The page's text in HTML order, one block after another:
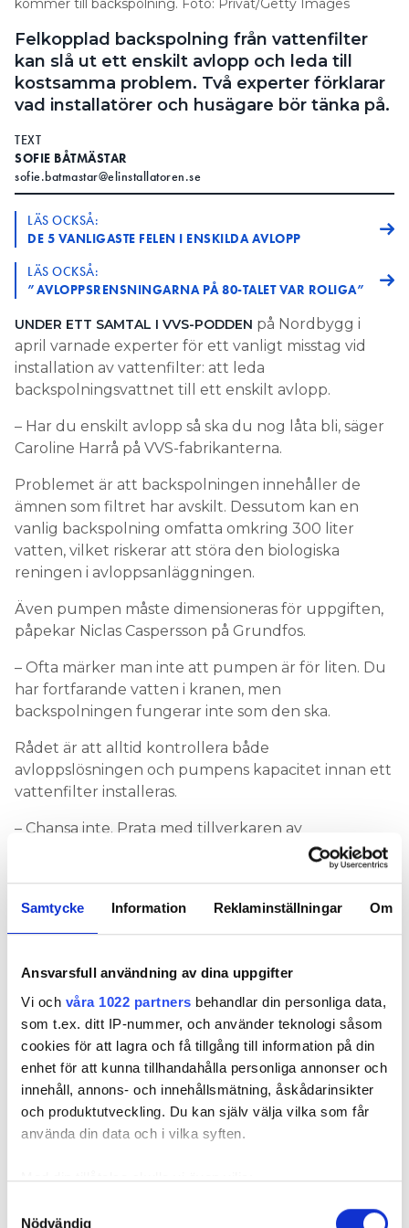
Samtycke Information Reklaminställningar Om
Ansvarsfull användning av dina uppgifter
Vi och våra 1022 partners behandlar din personliga data,
som t.ex. ditt IP-nummer, och använder teknologi såsom
cookies för att lagra och få tillgång till information på din
enhet för att kunna tillhandahålla personliga annonser och
innehåll, annons- och innehållsmätning, åskådarinsikter
och produktutveckling. Du kan själv välja vilka som får
använda din data och i vilka syften.
Med din tillåtelse skulle vi även vilja:
som kan ha en noggrannhet på upp till flera meter
Nödvändig
kommer till backspolning. Foto: Privat/Getty Images
Felkopplad backspolning från vattenfilter
kan slå ut ett enskilt avlopp och leda till
kostsamma problem. Två experter förklarar
vad installatörer och husägare bör tänka på.
TEXT
SOFIE BÅTMÄSTAR
sofie.batmastar@elinstallatoren.se
LÄS OCKSÅ:
DE 5 VANLIGASTE FELEN I ENSKILDA AVLOPP
LÄS OCKSÅ:
”AVLOPPSRENSNINGARNA PÅ 80-TALET VAR ROLIGA”
UNDER ETT SAMTAL I VVS-PODDEN på Nordbygg i
april varnade experter för ett vanligt misstag vid
installation av vattenfilter: att leda
backspolningsvattnet till ett enskilt avlopp.
– Har du enskilt avlopp så ska du nog låta bli, säger
Caroline Harrå på VVS-fabrikanterna.
Problemet är att backspolningen innehåller de
ämnen som filtret har avskilt. Dessutom kan en
vanlig backspolning omfatta omkring 300 liter
vatten, vilket riskerar att störa den biologiska
reningen i avloppsanläggningen.
Även pumpen måste dimensioneras för uppgiften,
påpekar Niclas Caspersson på Grundfos.
– Ofta märker man inte att pumpen är för liten. Du
har fortfarande vatten i kranen, men
backspolningen fungerar inte som den ska.
Rådet är att alltid kontrollera både
avloppslösningen och pumpens kapacitet innan ett
vattenfilter installeras.
– Chansa inte. Prata med tillverkaren av
avloppsanläggningen och vattenfiltret innan du
kopplar in backspolningen, säger Caroline Harrå.
Hör hela samtalet här i VVS-podden:
VVS OCH BYGG